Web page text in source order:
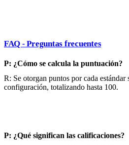
FAQ - Preguntas frecuentes
P: ¿Cómo se calcula la puntuación?
R: Se otorgan puntos por cada estándar
configuración, totalizando hasta 100.
P: ¿Qué significan las calificaciones?